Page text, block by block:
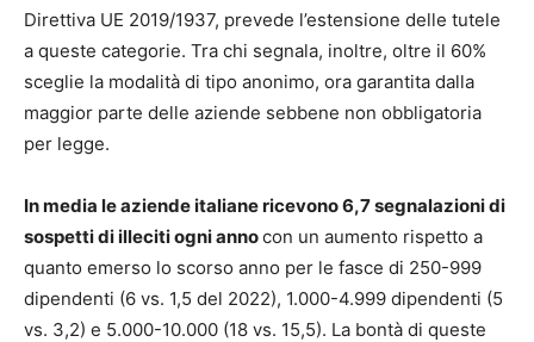
Direttiva UE 2019/1937, prevede l’estensione delle tutele
a queste categorie. Tra chi segnala, inoltre, oltre il 60%
sceglie la modalità di tipo anonimo, ora garantita dalla
maggior parte delle aziende sebbene non obbligatoria
per legge.
In media le aziende italiane ricevono 6,7 segnalazioni di
sospetti di illeciti ogni annocon un aumento rispetto a
quanto emerso lo scorso anno per le fasce di 250-999
dipendenti (6 vs. 1,5 del 2022), 1.000-4.999 dipendenti (5
vs. 3,2) e 5.000-10.000 (18 vs. 15,5). La bontà di queste